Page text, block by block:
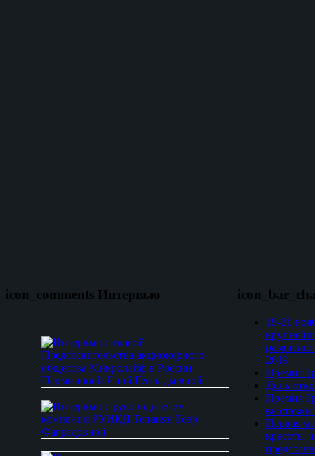
icon_comments Интервью
19-21
развитию
2019"!
Премия
День
Премия
Первая
красоты